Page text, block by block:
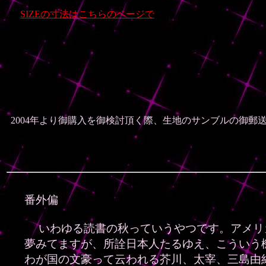
SIZEの寸法はこちらのページで
2004年より御購入を御検討頂く際、生地のサンブルの御
番外偏
いわゆる読書の秋っていうやつです。アメリ
夢みてますが、所詮日本人たるゆえ、こういう
わが国の文豪って云われる芥川、太宰、三島由